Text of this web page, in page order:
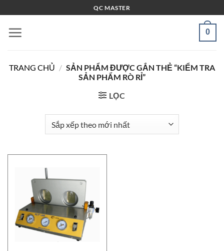
qua
nội
QC MASTER
0
TRANG CHỦ / SẢN PHẨM ĐƯỢC GẮN THẺ “KIỂM TRA
SẢN PHẨM RÒ RỈ”
LỌC